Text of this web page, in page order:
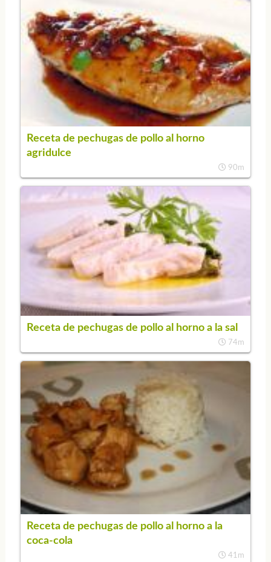
Receta de pechugas de pollo al horno
agridulce
90m
Receta de pechugas de pollo al horno a la sal
74m
Receta de pechugas de pollo al horno a la
coca-cola
41m